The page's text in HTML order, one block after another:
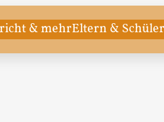
& mehrEltern & Schüler